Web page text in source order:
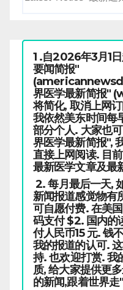
1 .自2026年3月1
要闻简报"
界医学最新简报"
将简化, 取消上网
我依然美东时间每
部分个人. 大家也
界医学最新简报",
直接上网阅读. 目
最新医学文章及最
2. 每月最后一天,
新闻报道感觉物有
可自愿付费. 在美
码支付 $2. 国内的
付人民币15 元. 钱
我的报道的认可.
持. 也欢迎打赏. 我
质, 给大家提供更
的新闻,跟着世界走